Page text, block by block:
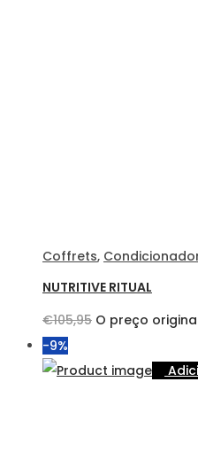
Coffrets,
NUTRITIVE RITUAL
€105,95 O preço
-9%